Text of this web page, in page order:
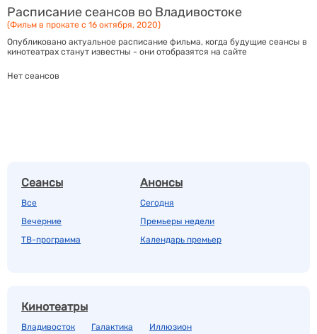
Расписание сеансов во Владивостоке
(Фильм в прокате с 16 октября, 2020)
Опубликовано актуальное расписание фильма, когда будущие сеансы в
кинотеатрах станут известны - они отобразятся на сайте
Нет сеансов
Сеансы
Все
Вечерние
ТВ-программа
Анонсы
Сегодня
Премьеры недели
Календарь премьер
Кинотеатры
Владивосток Галактика
Иллюзион